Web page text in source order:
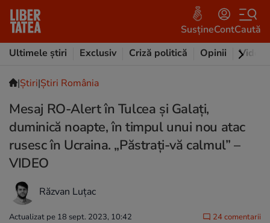
SusțineContCaută
Ultimele știri
Exclusiv Criză politică Opinii Video
|Ştiri|Știri România
Mesaj RO-Alert în Tulcea și Galați,
duminică noapte, în timpul unui nou atac
rusesc în Ucraina. „Păstrați-vă calmul” –
VIDEO
Răzvan Luțac
Actualizat pe 18 sept. 2023, 10:42 24 comentarii